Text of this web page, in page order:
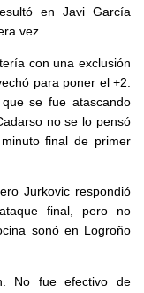
en Javi García
vez.
con una exclusión
para poner el +2.
se fue atascando
no se lo pensó
final de primer
Jurkovic respondió
final, pero no
sonó en Logroño
No fue efectivo de